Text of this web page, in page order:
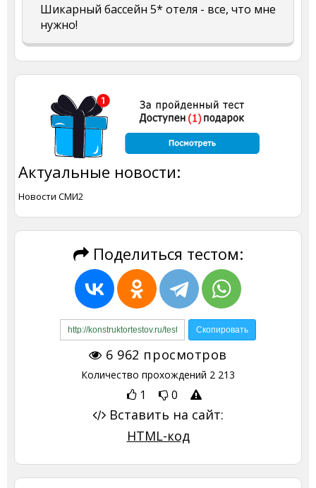
Шикарный бассейн 5* отеля - все, что мне
нужно!
Актуальные новости:
Новости СМИ2
Поделиться тестом:
6 962 просмотров
Количество прохождений 2 213
1 0
Вставить на сайт:
HTML-код